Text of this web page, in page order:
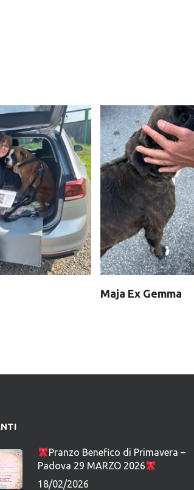
Maja Ex Gemma
Pranzo Benefico di Primavera –
Padova 29 MARZO 2026
18/02/2026